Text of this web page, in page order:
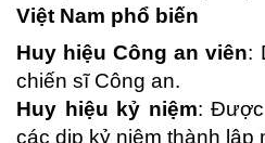
Việt Nam phổ biến
Huy hiệu Công an viên:
chiến sĩ Công an.
Huy hiệu kỷ niệm:
các dịp kỷ niệm thành lập